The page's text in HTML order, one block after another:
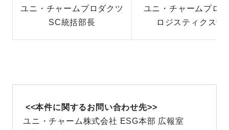
ユニ・チャームプロダクツ
SC統括部長
ユニ・チャームプロ
ロジスティクス部
<<本件に関するお問い合わせ先>>
ユニ・チャーム株式会社 ESG本部 広報室